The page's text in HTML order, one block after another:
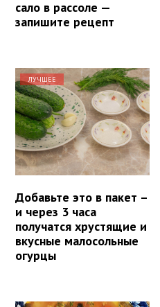
сало в рассоле —
запишите рецепт
ЛУЧШЕЕ
Добавьте это в пакет –
и через 3 часа
получатся хрустящие и
вкусные малосольные
огурцы